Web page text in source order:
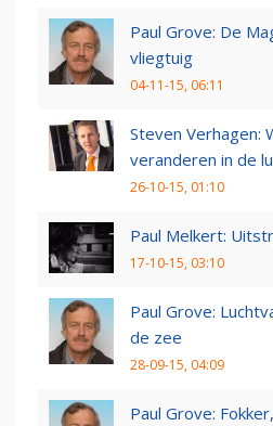
Paul Grove: De
vliegtuig
04-11-15, 06:11
Steven Verhagen:
veranderen in de
26-10-15, 01:10
Paul Melkert:
17-10-15, 03:10
Paul Grove:
de zee
28-09-15, 04:09
Paul Grove: